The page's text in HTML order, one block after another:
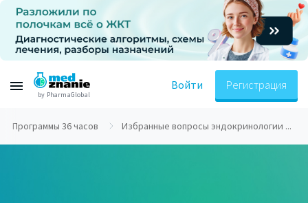
by PharmaGlobal
Войти Регистрация
Программы 36 часов Избранные вопросы эндокринологии ...